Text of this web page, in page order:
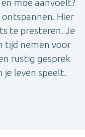
moe aanvoelt?
ontspannen. Hier
te presteren. Je
tijd nemen voor
rustig gesprek
leven speelt.